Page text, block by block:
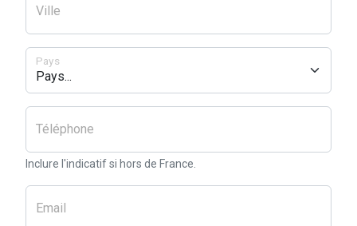
Ville
Pays
Téléphone
Inclure l'indicatif si hors de France.
Email